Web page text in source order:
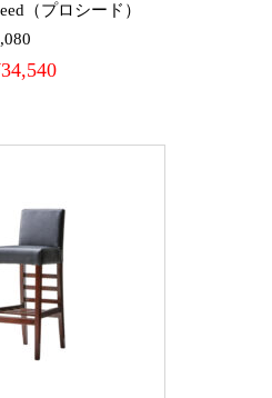
（プロシード）